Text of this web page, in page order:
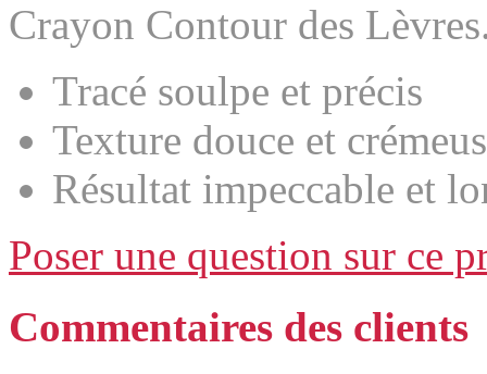
Crayon Contour des
Tracé soulpe et précis
Texture douce et
Résultat impeccable et
Poser une question sur ce
Commentaires des clients